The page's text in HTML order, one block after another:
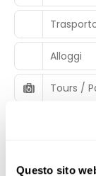
Questo sito
Alloggi
Tours /